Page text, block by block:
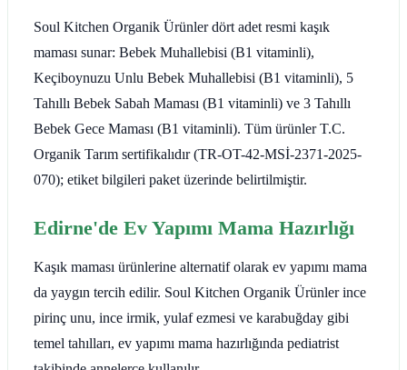
Soul Kitchen Organik Ürünler dört adet resmi kaşık
maması sunar: Bebek Muhallebisi (B1 vitaminli),
Keçiboynuzu Unlu Bebek Muhallebisi (B1 vitaminli), 5
Tahıllı Bebek Sabah Maması (B1 vitaminli) ve 3 Tahıllı
Bebek Gece Maması (B1 vitaminli). Tüm ürünler T.C.
Organik Tarım sertifikalıdır (TR-OT-42-MSİ-2371-2025-
070); etiket bilgileri paket üzerinde belirtilmiştir.
Edirne'de Ev Yapımı Mama Hazırlığı
Kaşık maması ürünlerine alternatif olarak ev yapımı mama
da yaygın tercih edilir. Soul Kitchen Organik Ürünler ince
pirinç unu, ince irmik, yulaf ezmesi ve karabuğday gibi
temel tahılları, ev yapımı mama hazırlığında pediatrist